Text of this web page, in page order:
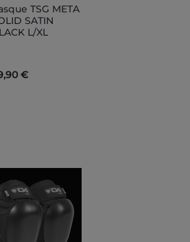
TSG META
SATIN
L/XL
€